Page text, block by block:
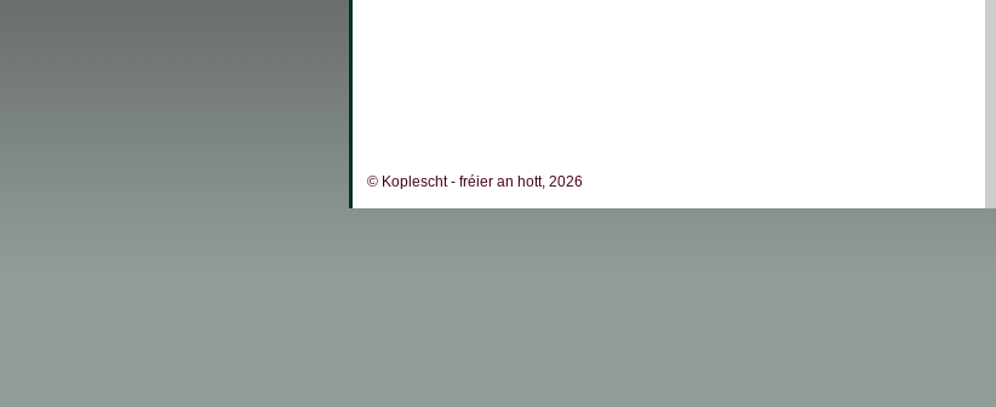
© Koplescht - fréier an hott, 2026